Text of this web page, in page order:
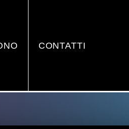
CONTATTI